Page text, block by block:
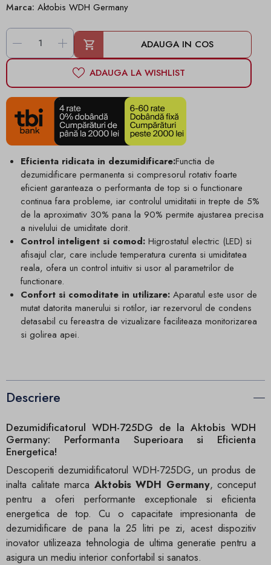
Marca: Aktobis WDH Germany
- + ADAUGA IN COS
ADAUGA LA WISHLIST
Eficienta ridicata in dezumidificare:Functia de
dezumidificare permanenta si compresorul rotativ foarte
eficient garanteaza o performanta de top si o functionare
continua fara probleme, iar controlul umiditatii in trepte de 5%
de la aproximativ 30% pana la 90% permite ajustarea precisa
a nivelului de umiditate dorit.
Control inteligent si comod: Higrostatul electric (LED) si
afisajul clar, care include temperatura curenta si umiditatea
reala, ofera un control intuitiv si usor al parametrilor de
functionare.
Confort si comoditate in utilizare: Aparatul este usor de
mutat datorita manerului si rotilor, iar rezervorul de condens
detasabil cu fereastra de vizualizare faciliteaza monitorizarea
si golirea apei.
Descriere
Dezumidificatorul WDH-725DG de la Aktobis WDH
Germany: Performanta Superioara si Eficienta
Energetica!
Descoperiti dezumidificatorul WDH-725DG, un produs de
inalta calitate marca Aktobis WDH Germany, conceput
pentru a oferi performante exceptionale si eficienta
energetica de top. Cu o capacitate impresionanta de
dezumidificare de pana la 25 litri pe zi, acest dispozitiv
inovator utilizeaza tehnologia de ultima generatie pentru a
asigura un mediu interior confortabil si sanatos.